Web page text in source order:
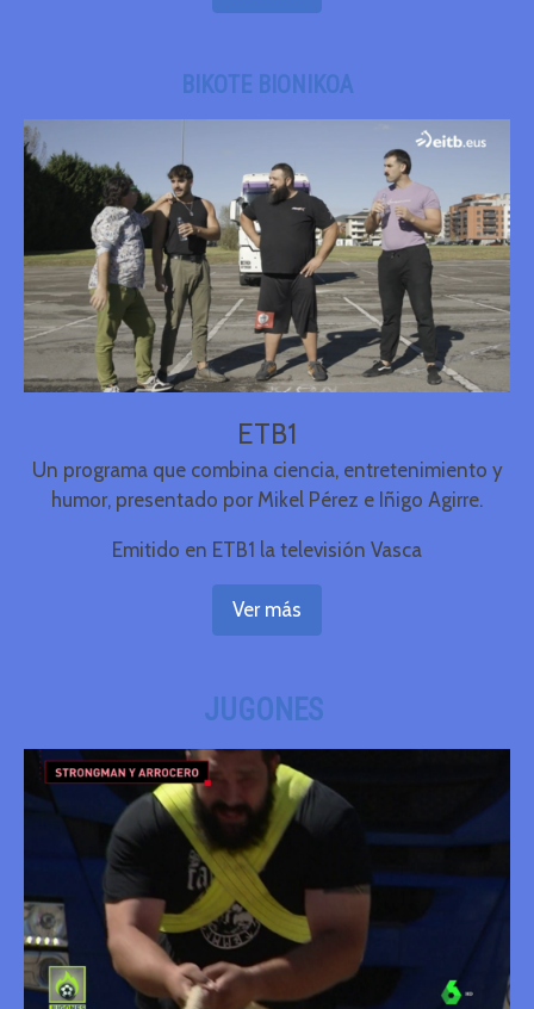
BIKOTE BIONIKOA
ETB1
Un programa que combina ciencia, entretenimiento y
humor, presentado por Mikel Pérez e Iñigo Agirre.
Emitido en ETB1 la televisión Vasca
Ver más
JUGONES